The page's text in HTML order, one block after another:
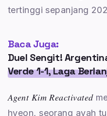
tertinggi sepanjang
Baca Juga:
Duel Sengit!
Verde 1-1, Laga
Agent Kim Reactivated
hyeon, seorang ayah